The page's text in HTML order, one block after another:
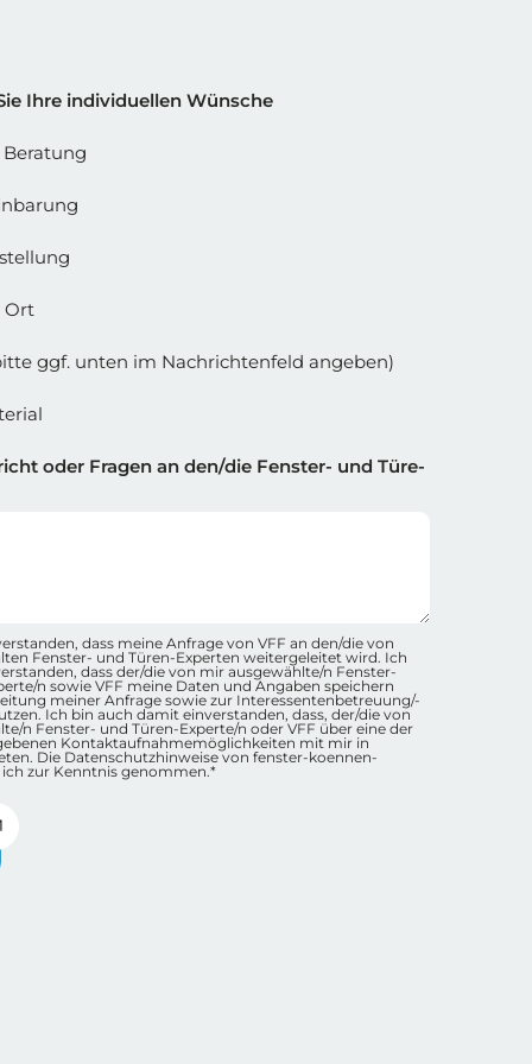
2
Ihre individuellen Wünsche
Beratung
Ort
ggf. unten im Nachrichtenfeld angeben)
oder Fragen an den/die Fenster- und Türe-
Checkbox Container
dass meine Anfrage von VFF an den/die von
Fenster- und Türen-Experten weitergeleitet wird. Ich
dass der/die von mir ausgewählte/n Fenster-
n sowie VFF meine Daten und Angaben speichern
meiner Anfrage sowie zur Interessentenbetreuung/-
Ich bin auch damit einverstanden, dass, der/die von
n Fenster- und Türen-Experte/n oder VFF über eine der
Kontaktaufnahmemöglichkeiten mit mir in
Die Datenschutzhinweise von fenster-koennen-
zur Kenntnis genommen.*